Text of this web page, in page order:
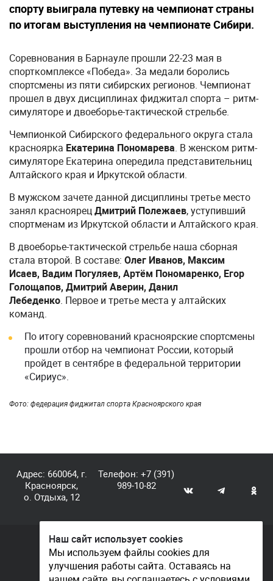
спорту выиграла путевку на чемпионат страны
по итогам выступления на чемпионате Сибири.
Соревнования в Барнауле прошли 22-23 мая в
спорткомплексе «Победа». За медали боролись
спортсмены из пяти сибирских регионов. Чемпионат
прошел в двух дисциплинах фиджитал спорта – ритм-
симуляторе и двоеборье-тактической стрельбе.
Чемпионкой Сибирского федерального округа стала
красноярка Екатерина Пономарева. В женском ритм-
симуляторе Екатерина опередила представительниц
Алтайского края и Иркутской области.
В мужском зачете данной дисциплины третье место
занял красноярецДмитрий Полежаев, уступивший
спортменам из Иркутской области и Алтайского края.
В двоеборье-тактической стрельбе наша сборная
стала второй. В составе: Олег Иванов, Максим
Исаев, Вадим Погуляев, Артём Пономаренко, Егор
Голощапов, Дмитрий Аверин, Данил
Лебеденко. Первое и третье места у алтайских
команд.
По итогу соревнований красноярские спортсмены
прошли отбор на чемпионат России, который
пройдет в сентябре в федеральной территории
«Сириус».
Фото: федерация фиджитал спорта Красноярского края
Адрес: 660064, г.
Красноярск,
о. Отдыха, 12
Телефон:+7 (391)
989-10-82
© КГАУ «Центр спортивной подготовки», 2026
Документы
Наш сайт использует cookies
Мы используем файлы cookies для
улучшения работы сайта. Оставаясь на